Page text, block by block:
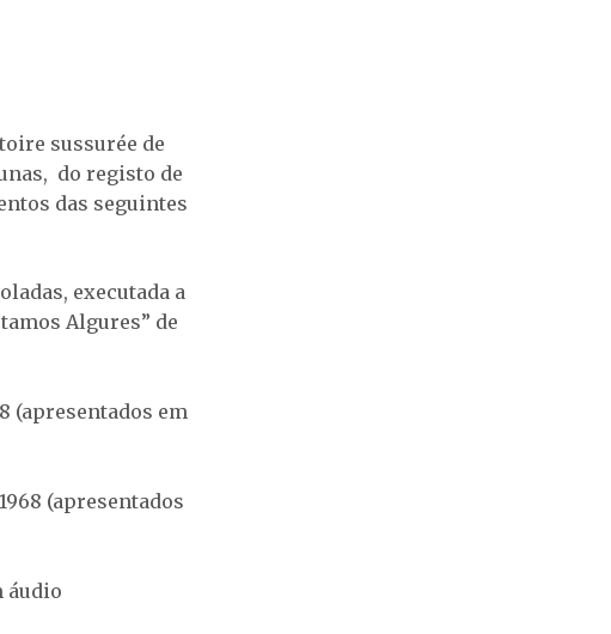
sussurée de
do registo de
das seguintes
executada a
Algures” de
(apresentados em
(apresentados
áudio